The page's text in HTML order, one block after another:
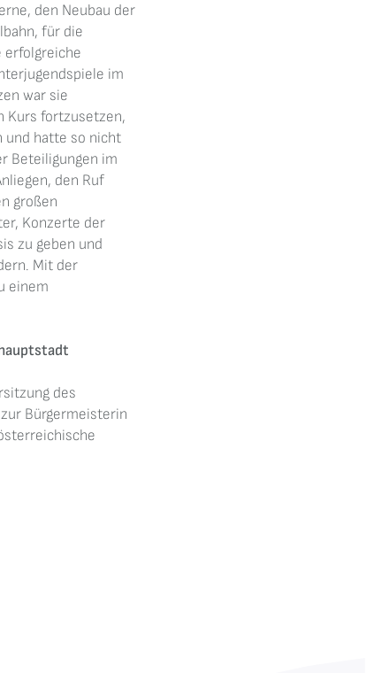
den Neubau der
für die
erfolgreiche
im
war sie
Kurs fortzusetzen,
und hatte so nicht
Beteiligungen im
den Ruf
großen
Konzerte der
zu geben und
Mit der
einem
des
Bürgermeisterin